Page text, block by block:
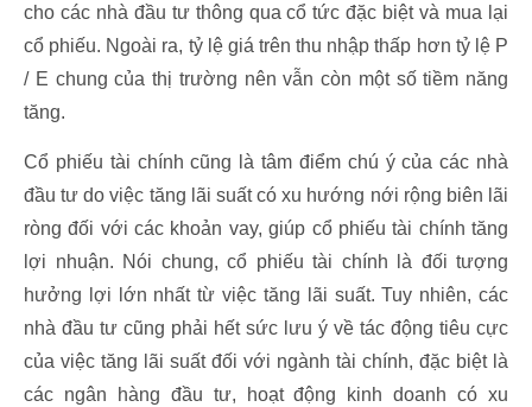
cho các nhà đầu tư thông qua cổ tức đặc biệt và mua lại
cổ phiếu. Ngoài ra, tỷ lệ giá trên thu nhập thấp hơn tỷ lệ P
/ E chung của thị trường nên vẫn còn một số tiềm năng
tăng.
Cổ phiếu tài chính cũng là tâm điểm chú ý của các nhà
đầu tư do việc tăng lãi suất có xu hướng nới rộng biên lãi
ròng đối với các khoản vay, giúp cổ phiếu tài chính tăng
lợi nhuận. Nói chung, cổ phiếu tài chính là đối tượng
hưởng lợi lớn nhất từ việc tăng lãi suất. Tuy nhiên, các
nhà đầu tư cũng phải hết sức lưu ý về tác động tiêu cực
của việc tăng lãi suất đối với ngành tài chính, đặc biệt là
các ngân hàng đầu tư, hoạt động kinh doanh có xu